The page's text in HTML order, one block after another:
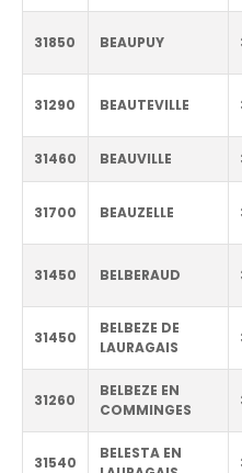
31850 BEAUPUY
31290 BEAUTEVILLE
31460 BEAUVILLE
31700 BEAUZELLE
31450 BELBERAUD
31450
BELBEZE DE
LAURAGAIS
31260
BELBEZE EN
COMMINGES
31540
BELESTA EN